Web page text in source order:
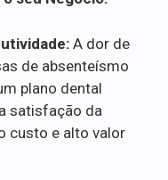
A dor de
de absenteísmo
plano dental
satisfação da
custo e alto valor